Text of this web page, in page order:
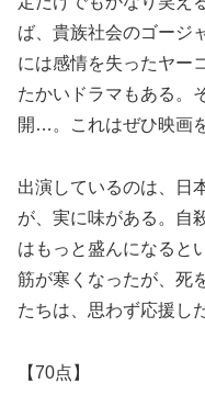
ば、貴族社会のゴージ
には感情を失ったヤー
たかいドラマもある。
開…。これはぜひ映画
出演しているのは、日
が、実に味がある。自
はもっと盛んになると
筋が寒くなったが、死
たちは、思わず応援し
【70点】